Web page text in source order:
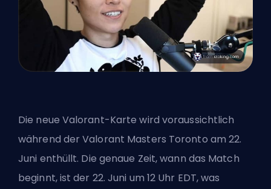
Die neue Valorant-Karte wird voraussichtlich
während der Valorant Masters Toronto am 22.
Juni enthüllt. Die genaue Zeit, wann das Match
beginnt, ist der 22. Juni um 12 Uhr EDT, was